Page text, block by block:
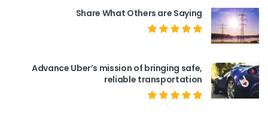
Share What Others are Saying
Advance Uber’s mission of bringing safe,
reliable transportation